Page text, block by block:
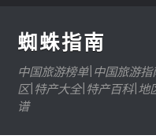
蜘蛛指南
中国旅游榜单|中国旅游
区|特产大全|特产百科|地
谱